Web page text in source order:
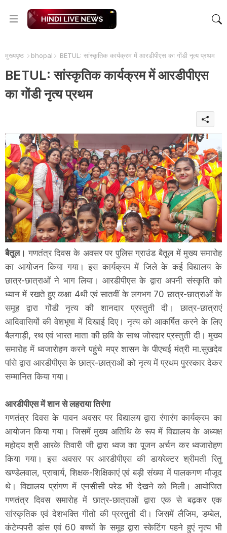
मुख्यपृष्ठ bhopal BETUL: सांस्कृतिक कार्यक्रम में आरडीपीएस का गोंडी नृत्य प्रथम
BETUL: सांस्कृतिक कार्यक्रम में आरडीपीएस
का गोंडी नृत्य प्रथम
बैतूल। गणतंत्र दिवस के अवसर पर पुलिस ग्राउंड बैतूल में मुख्य समारोह
का आयोजन किया गया। इस कार्यक्रम में जिले के कई विद्यालय के
छात्र-छात्राओं ने भाग लिया। आरडीपीएस के द्वारा अपनी संस्कृति को
ध्यान में रखते हुए कक्षा 4थी एवं सातवीं के लगभग 70 छात्र-छात्राओं के
समूह द्वारा गोंडी नृत्य की शानदार प्रस्तुती दी। छात्र-छात्राएं
आदिवासियों की वेशभूषा में दिखाई दिए। नृत्य को आकर्षित करने के लिए
बैलगाड़ी, रथ एवं भारत माता की छवि के साथ जोरदार प्रस्तुती दी। मुख्य
समारोह में ध्वजारोहण करने पहुंचे मप्र शासन के पीएचई मंत्री मा.सुखदेव
पांसे द्वारा आरडीपीएस के छात्र-छात्राओं को नृत्य में प्रथम पुरस्कार देकर
सम्मानित किया गया।
आरडीपीएस में शान से लहराया तिरंगा
गणतंत्र दिवस के पावन अवसर पर विद्यालय द्वारा रंगारंग कार्यक्रम का
आयोजन किया गया। जिसमें मुख्य अतिथि के रूप में विद्यालय के अध्यक्ष
महोदय श्री आरके तिवारी जी द्वारा ध्वज का पूजन अर्चन कर ध्वजारोहण
किया गया। इस अवसर पर आरडीपीएस की डायरेक्टर श्रीमती रितु
खण्डेलवाल, प्राचार्य, शिक्षक-शिक्षिकाएं एवं बड़ी संख्या में पालकगण मौजूद
थे। विद्यालय प्रांगण में एनसीसी परेड भी देखने को मिली। आयोजित
गणतंत्र दिवस समारोह में छात्र-छात्राओं द्वारा एक से बढ़कर एक
सांस्कृतिक एवं देशभक्ति गीतो की प्रस्तुती दी। जिसमें लैजिम, डम्बेल,
कंटेम्पपरी डांस एवं 60 बच्चों के समूह द्वारा स्केटिंग पहने हुएं नृत्य भी